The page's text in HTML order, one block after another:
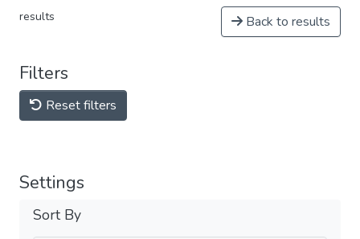
results Back to results
Filters
Reset filters
Settings
Sort By